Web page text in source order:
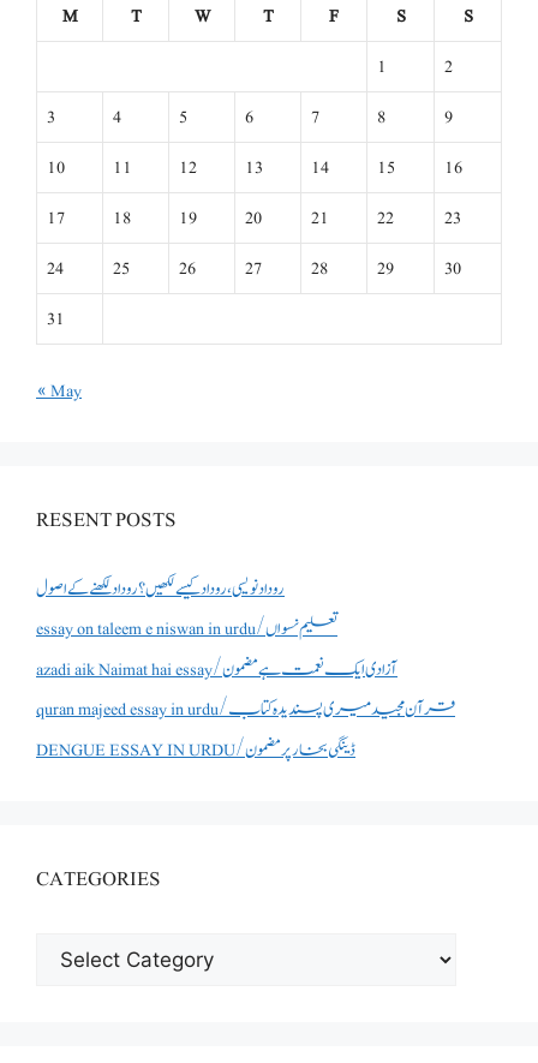
M
T W T F S
S
1
2
3
4 5 6 7 8
9
10
11 12 13 14 15
16
17
18 19 20 21 22
23
24
25 26 27 28 29
30
31
« May
RESENT POSTS
روداد نویسی ،روداد کیسے لکھیں؟ روداد لکھنے کے اصول
essay on taleem e niswan in urdu/تعلیم نسواں
azadi aik Naimat hai essay/آزادی ایک نعمت ہے مضمون
quran majeed essay in urdu/قرآن مجید میری پسندیدہ کتاب
DENGUE ESSAY IN URDU/ڈینگی بخار پر مضمون
CATEGORIES
CATEGORIES